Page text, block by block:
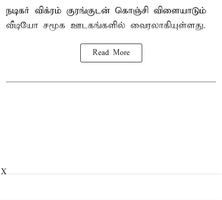
நடிகர் விக்ரம் குரங்குடன் கொஞ்சி விளையாடும்
வீடியோ சமூக ஊடகங்களில் வைரலாகியுள்ளது.
Read More
X